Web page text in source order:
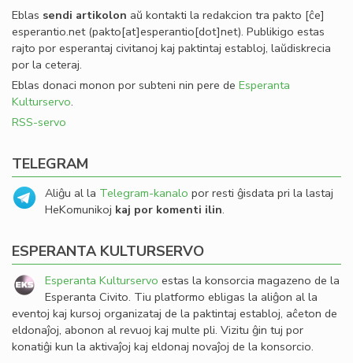
Eblas sendi artikolon aŭ kontakti la redakcion tra pakto [ĉe]
esperantio.net(pakto[at]esperantio[dot]net). Publikigo estas
rajto por esperantaj civitanoj kaj paktintaj establoj, laŭdiskrecia
por la ceteraj.
Eblas donaci monon por subteni nin pere de Esperanta
Kulturservo.
RSS-servo
TELEGRAM
Aliĝu al la Telegram-kanalo por resti ĝisdata pri la lastaj
HeKomunikoj kaj por komenti ilin.
ESPERANTA KULTURSERVO
Esperanta Kulturservo estas la konsorcia magazeno de la
Esperanta Civito. Tiu platformo ebligas la aliĝon al la
eventoj kaj kursoj organizataj de la paktintaj establoj, aĉeton de
eldonaĵoj, abonon al revuoj kaj multe pli. Vizitu ĝin tuj por
konatiĝi kun la aktivaĵoj kaj eldonaj novaĵoj de la konsorcio.